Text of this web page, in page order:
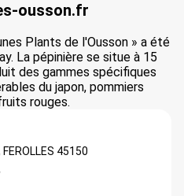
ousson.fr
Plants de l'Ousson » a été
La pépinière se situe à 15
des gammes spécifiques
du japon, pommiers
rouges.
FEROLLES 45150